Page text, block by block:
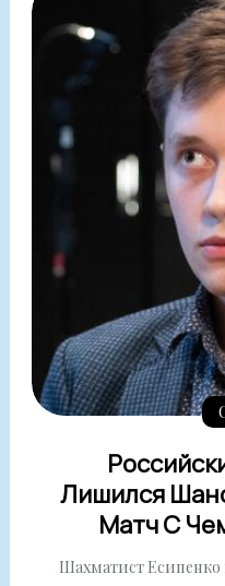
Лишился
Матч С
Шахматист Есипенко